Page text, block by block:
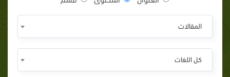
المقالات
كل اللغات